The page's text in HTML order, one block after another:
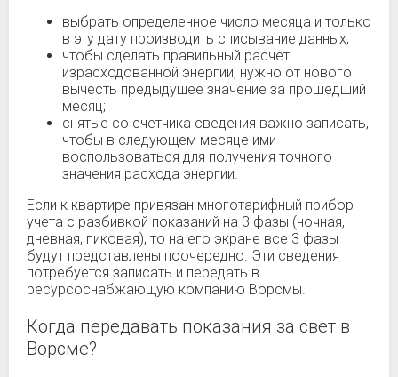
выбрать определенное число месяца и только
в эту дату производить списывание данных;
чтобы сделать правильный расчет
израсходованной энергии, нужно от нового
вычесть предыдущее значение за прошедший
месяц;
снятые со счетчика сведения важно записать,
чтобы в следующем месяце ими
воспользоваться для получения точного
значения расхода энергии.
Если к квартире привязан многотарифный прибор
учета с разбивкой показаний на 3 фазы (ночная,
дневная, пиковая), то на его экране все 3 фазы
будут представлены поочередно. Эти сведения
потребуется записать и передать в
ресурсоснабжающую компанию Ворсмы.
Когда передавать показания за свет в
Ворсме?